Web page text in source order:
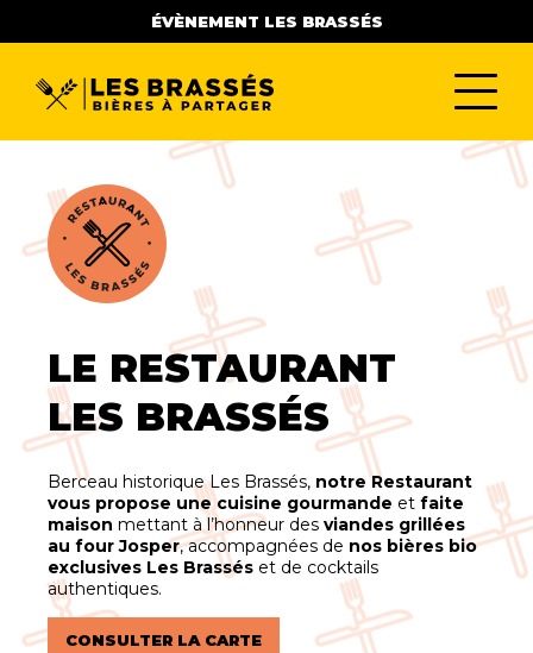
ÉVÈNEMENT LES BRASSÉS
LE RESTAURANT
LES BRASSÉS
Berceau historique Les Brassés, notre Restaurant
vous propose une cuisine gourmande et faite
maison mettant à l’honneur des viandes grillées
au four Josper, accompagnées de nos bières bio
exclusives Les Brassés et de cocktails
authentiques.
CONSULTER LA CARTE